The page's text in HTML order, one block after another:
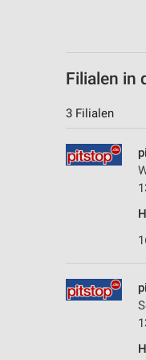
Filialen in
3 Filialen